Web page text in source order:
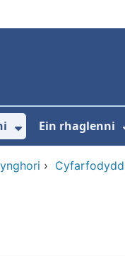
ar gyfer
Dangos
Ein rhaglenni
›